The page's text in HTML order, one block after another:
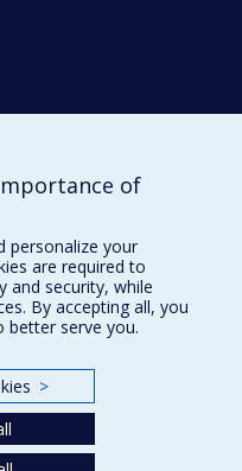
of
personalize your
are required to
and security, while
By accepting all, you
serve you.
>